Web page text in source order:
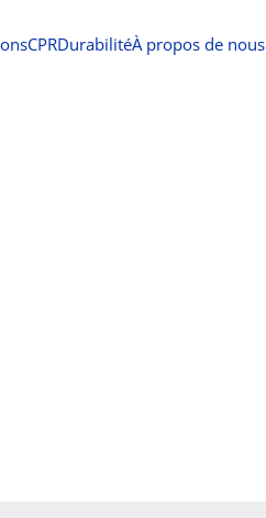
CPRDurabilitéÀ propos de nous